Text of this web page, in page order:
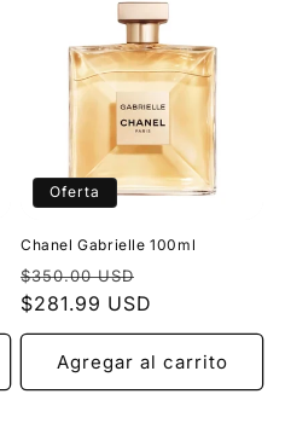
Oferta
Chanel Gabrielle 100ml
Precio
habitual
$350.00 USD
de
oferta
$281.99 USD
Agregar al carrito